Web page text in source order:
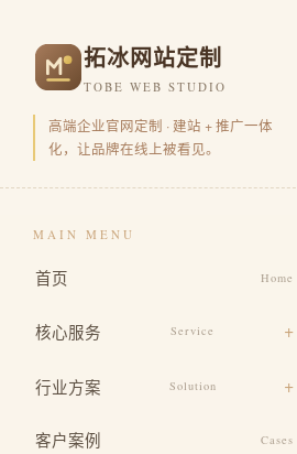
拓冰网站定制
TOBE WEB STUDIO
高端企业官网定制 · 建站 + 推广一体
化，让品牌在线上被看见。
MAIN MENU
首页 Home
核心服务 Service
品牌官网定制
行业方案 Solution
电商零售
客户案例 Cases